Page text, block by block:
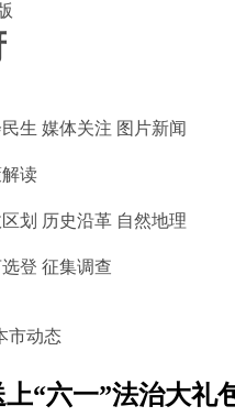
生 媒体关注 图片新闻
读
划 历史沿革 自然地理
登 征集调查
市动态
“六一”法治大礼